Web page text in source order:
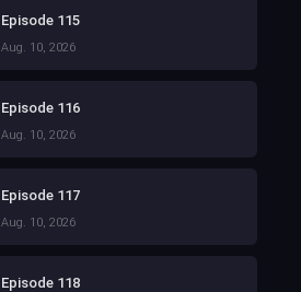
Episode 115
Aug. 10, 2026
Episode 116
Aug. 10, 2026
Episode 117
Aug. 10, 2026
Episode 118